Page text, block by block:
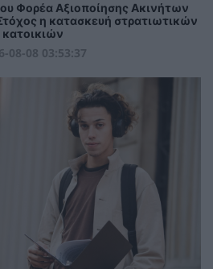
Φορέα Αξιοποίησης Ακινήτων
η κατασκευή στρατιωτικών
κατοικιών
08-08 03:53:37